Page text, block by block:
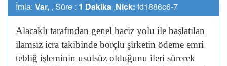
İmla: Var, , Süre : 1 Dakika ,Nick: fd1886c6-7
Alacaklı tarafından genel haciz yolu ile başlatılan
ilamsız icra takibinde borçlu şirketin ödeme emri
tebliğ işleminin usulsüz olduğunu ileri sürerek